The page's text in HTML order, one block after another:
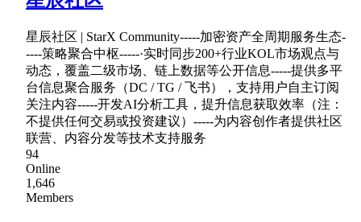
星辰社区 | StarX Community-----加密资产全周期服务生态-
----策略聚合中枢-----·实时同步200+行业KOL市场观点与
动态，覆盖二级市场、链上数据等公开信息-----提供多平
台信息聚合服务（DC / TG / 飞书），支持用户自主订阅
关注内容-----开发AI分析工具，提升信息获取效率（注：
不提供任何交易或投资建议）-----为内容创作者提供社区
联营、内容分发等技术支持服务
94
Online
1,646
Members